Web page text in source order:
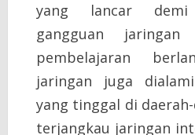
yang lancar demi
gangguan
pembelajaran
jaringan juga
yang tinggal di
terjangkau jaringan